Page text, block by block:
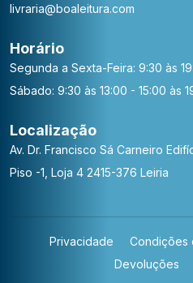
livraria@boaleitura.com
Horário
Segunda a Sexta-Feira: 9:30 às
Sábado: 9:30 às 13:00 - 15:00 às
Localização
Av. Dr. Francisco Sá Carneiro
Piso -1, Loja 4 2415-376 Leiria
Privacidade Condições
Devoluções